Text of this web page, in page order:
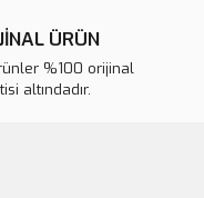
daha pahalı.
alternatifler olmalı.
ÜRÜN
%100 orijinal
altındadır.